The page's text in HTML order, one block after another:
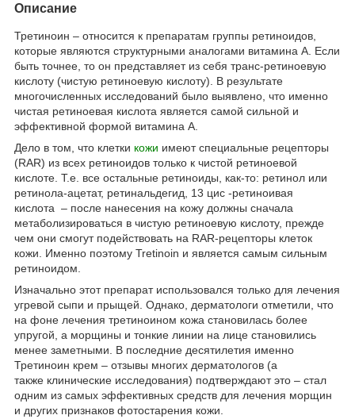
Описание
Третиноин – относится к препаратам группы ретиноидов,
которые являются структурными аналогами витамина А. Если
быть точнее, то он представляет из себя транс-ретиноевую
кислоту (чистую ретиноевую кислоту). В результате
многочисленных исследований было выявлено, что именно
чистая ретиноевая кислота является самой сильной и
эффективной формой витамина А.
Дело в том, что клетки кожи имеют специальные рецепторы
(RAR) из всех ретиноидов только к чистой ретиноевой
кислоте. Т.е. все остальные ретиноиды, как-то: ретинол или
ретинола-ацетат, ретинальдегид, 13 цис -ретиноивая
кислота – после нанесения на кожу должны сначала
метаболизироваться в чистую ретиноевую кислоту, прежде
чем они смогут подействовать на RAR-рецепторы клеток
кожи. Именно поэтому Tretinoin и является самым сильным
ретиноидом.
Изначально этот препарат использовался только для лечения
угревой сыпи и прыщей. Однако, дерматологи отметили, что
на фоне лечения третиноином кожа становилась более
упругой, а морщины и тонкие линии на лице становились
менее заметными. В последние десятилетия именно
Третиноин крем – отзывы многих дерматологов (а
также клинические исследования) подтверждают это – стал
одним из самых эффективных средств для лечения морщин
и других признаков фотостарения кожи.